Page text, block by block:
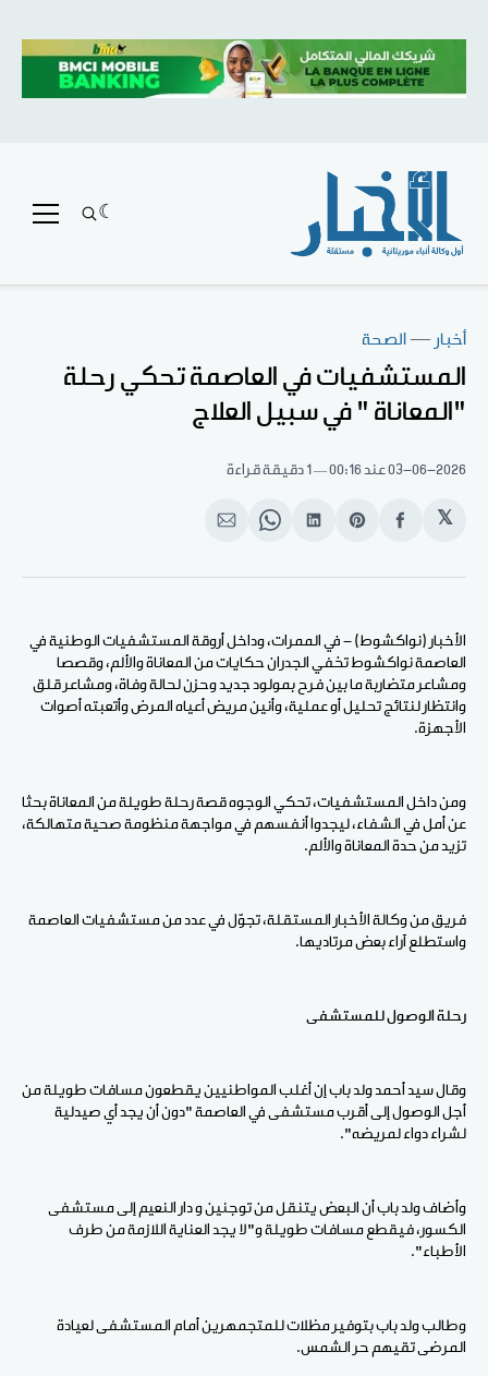
أخبار — الصحة
المستشفيات في العاصمة تحكي رحلة
"المعاناة " في سبيل العلاج
03-06-2026عند 00:16 1 دقيقة قراءة
𝕏
انشر
الفيسبوك
Share
Pinterest
انشر
لينكد
Share
WhatsApp
انشر
الإيميل
الأخبار (نواكشوط) - في الممرات، وداخل أروقة المستشفيات الوطنية في
العاصمة نواكشوط تخفي الجدران حكايات من المعاناة والألم، وقصصا
ومشاعر متضاربة ما بين فرح بمولود جديد وحزن لحالة وفاة، ومشاعر قلق
وانتظار لنتائج تحليل أو عملية، وأنين مريض أعياه المرض وأتعبته أصوات
الأجهزة.
ومن داخل المستشفيات، تحكي الوجوه قصة رحلة طويلة من المعاناة بحثا
عن أمل في الشفاء، ليجدوا أنفسهم في مواجهة منظومة صحية متهالكة،
تزيد من حدة المعاناة والألم.
فريق من وكالة الأخبار المستقلة، تجوّل في عدد من مستشفيات العاصمة
واستطلع آراء بعض مرتاديها.
رحلة الوصول للمستشفى
وقال سيد أحمد ولد باب إن أغلب المواطنيين يقطعون مسافات طويلة من
أجل الوصول إلى أقرب مستشفى في العاصمة "دون أن يجد أي صيدلية
لشراء دواء لمريضه".
وأضاف ولد باب أن البعض يتنقل من توجنين و دار النعيم إلى مستشفى
الكسور، فيقطع مسافات طويلة و"لا يجد العناية اللازمة من طرف
الأطباء".
وطالب ولد باب بتوفير مظلات للمتجمهرين أمام المستشفى لعيادة
المرضى تقيهم حر الشمس.